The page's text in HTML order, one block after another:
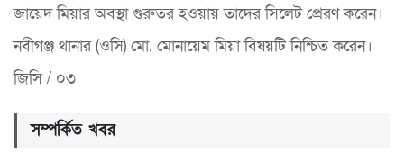
জায়েদ মিয়ার অবস্থা গুরুতর হওয়ায় তাদের সিলেট প্রেরণ করেন।
নবীগঞ্জ থানার (ওসি) মো. মোনায়েম মিয়া বিষয়টি নিশ্চিত করেন।
জিসি / ০৩
সম্পর্কিত খবর